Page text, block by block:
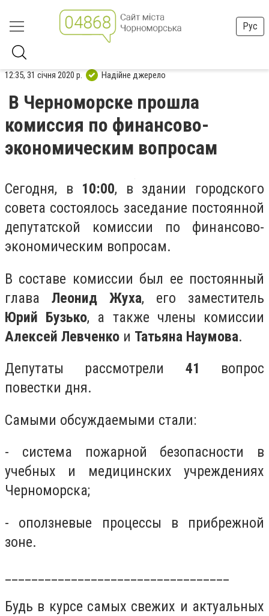
Рус
12:35, 31 січня 2020 р. Надійне джерело
В Черноморске прошла
комиссия по финансово-
экономическим вопросам
Сегодня, в 10:00, в здании городского
совета состоялось заседание постоянной
депутатской комиссии по финансово-
экономическим вопросам.
В составе комиссии был ее постоянный
глава Леонид Жуха, его заместитель
Юрий Бузько, а также члены комиссии
Алексей Левченко и Татьяна Наумова.
Депутаты рассмотрели 41 вопрос
повестки дня.
Самыми обсуждаемыми стали:
- система пожарной безопасности в
учебных и медицинских учреждениях
Черноморска;
- оползневые процессы в прибрежной
зоне.
Будь в курсе самых свежих и актуальных